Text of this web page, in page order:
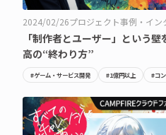
2024/02/26プロジェクト事例・イン
「制作者とユーザー」という
高の“終わり方”
#ゲーム・サービス開発 #1億円以上 #コ